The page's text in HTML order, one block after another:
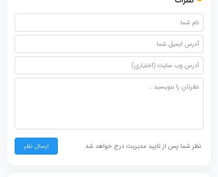
نظر شما پس از تایید مدیریت درج خواهد شد